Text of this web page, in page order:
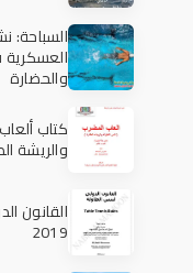
السباحة:
العسكرية
والحضارة
كتاب
والريشة
القانون
2019